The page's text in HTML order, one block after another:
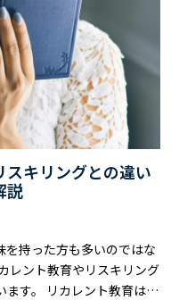
キリングとの違い
説
を持った方も多いのではな
レント教育やリスキリング
す。 リカレント教育は人